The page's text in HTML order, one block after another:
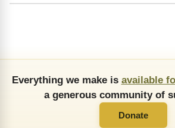
Everything we make is available
a generous community of
Donate